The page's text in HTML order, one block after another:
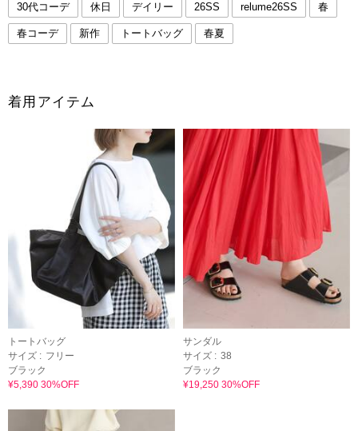
30代コーデ 休日 デイリー 26SS relume26SS 春
春コーデ 新作 トートバッグ 春夏
着用アイテム
トートバッグ
サイズ : フリー
ブラック
¥5,390 30%OFF
サンダル
サイズ : 38
ブラック
¥19,250 30%OFF